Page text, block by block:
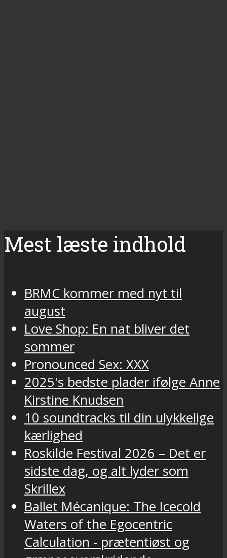
Mest læste indhold
BRMC kommer med nyt til
august
Love Shop: En nat bliver det
sommer
Pronounced Sex: XXX
2025's bedste plader ifølge Anne
Kirstine Knudsen
10 soundtracks til din ulykkelige
kærlighed
Roskilde Festival 2026 – Det er
sidste dag, og alt lyder som
Skrillex
Ballet Mécanique: The Icecold
Waters of the Egocentric
Calculation - prætentiøst og